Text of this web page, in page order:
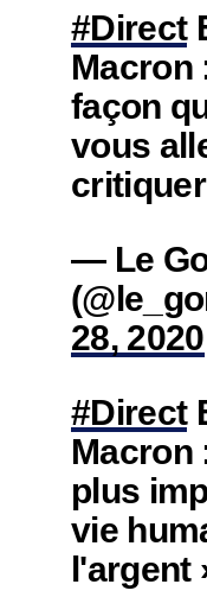
#Direct
Macron
façon
vous
— Le
28, 2020
#Direct
Macron
plus
vie
l'argent